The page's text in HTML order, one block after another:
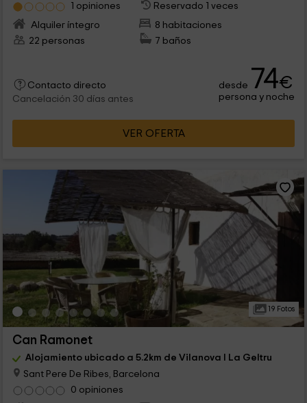
1 opiniones
Reservado 1 veces
Alquiler íntegro
8 habitaciones
22 personas
7 baños
Contacto directo
Cancelación 30 días antes
desde 74€
persona y noche
VER OFERTA
19 Fotos
Can Ramonet
Alojamiento ubicado a 5.2km de Vilanova I La Geltru
Sant Pere De Ribes, Barcelona
0 opiniones